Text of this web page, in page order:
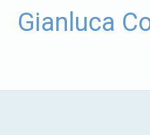
Gianluca